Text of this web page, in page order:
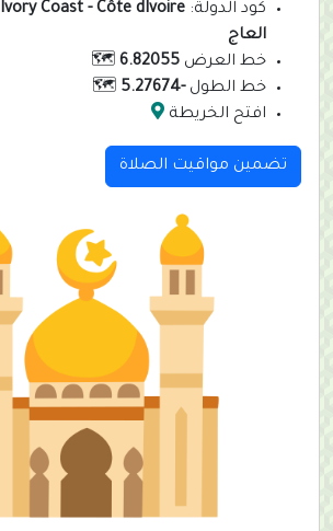
كود الدولة: Ivory Coast - Côte dIvoire
العاج
خط العرض 6.82055
🗺️
خط الطول-5.27674
🗺️
افتح الخريطة
تضمين مواقيت الصلاة